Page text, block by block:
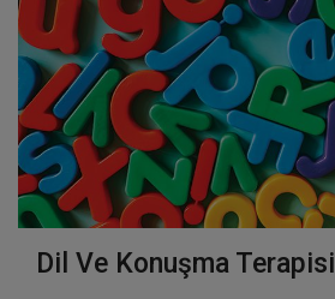
Dil Ve Konuşma Terapisi